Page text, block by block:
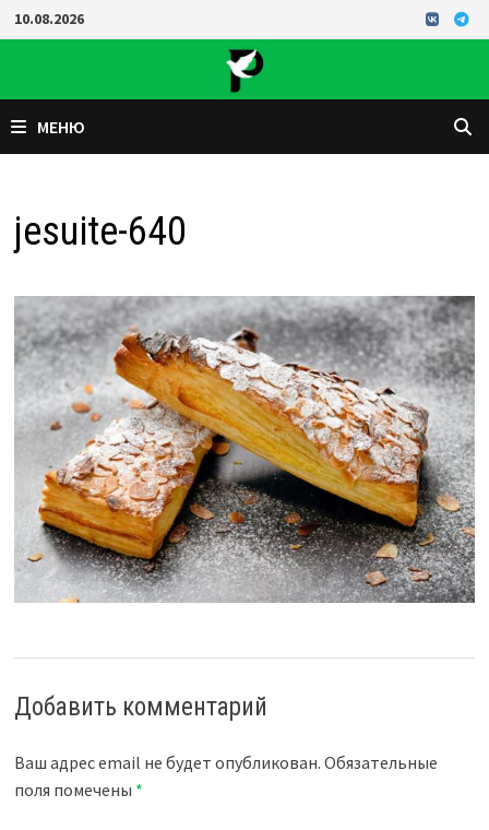
Перейти
к
10.08.2026
МЕНЮ
jesuite-640
Добавить комментарий
Ваш адрес email не будет опубликован. Обязательные
поля помечены *